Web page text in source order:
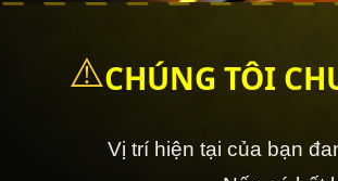
⚠️CHÚNG TÔI
Vị trí hiện tại của bạn